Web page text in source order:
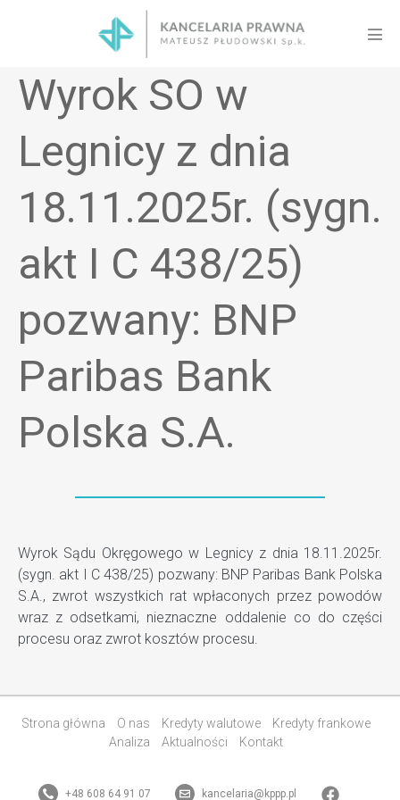
Wyrok SO w
Legnicy z dnia
18.11.2025r. (sygn.
akt I C 438/25)
pozwany: BNP
Paribas Bank
Polska S.A.
Wyrok Sądu Okręgowego w Legnicy z dnia 18.11.2025r.
(sygn. akt I C 438/25) pozwany: BNP Paribas Bank Polska
S.A., zwrot wszystkich rat wpłaconych przez powodów
wraz z odsetkami, nieznaczne oddalenie co do części
procesu oraz zwrot kosztów procesu.
Strona główna O nas Kredyty walutowe
Kredyty frankowe
Analiza
Aktualności Kontakt
+48 608 64 91 07 kancelaria@kppp.pl